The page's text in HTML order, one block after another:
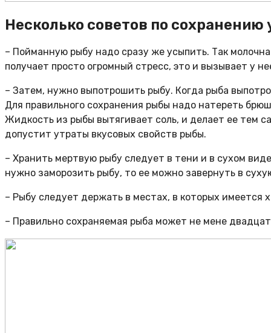
Несколько советов по сохранению
– Пойманную рыбу надо сразу же усыпить. Так
получает просто огромный стресс, это и вызывает у
– Затем, нужно выпотрошить рыбу. Когда рыба
Для правильного сохранения рыбы надо натереть
Жидкость из рыбы вытягивает соль, и делает ее тем
допустит утраты вкусовых свойств рыбы.
– Хранить мертвую рыбу следует в тени и в сухом
нужно заморозить рыбу, то ее можно завернуть в
– Рыбу следует держать в местах, в которых имеется
– Правильно сохраняемая рыба может не мене